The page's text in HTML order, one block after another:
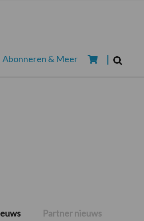
Abonneren & Meer
Partner nieuws